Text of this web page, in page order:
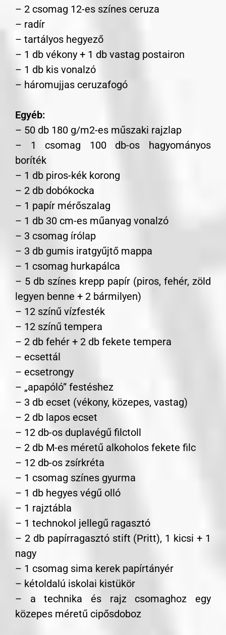
– 2 csomag 12-es színes ceruza
– radír
– tartályos hegyező
– 1 db vékony + 1 db vastag postairon
– 1 db kis vonalzó
– háromujjas ceruzafogó
Egyéb:
– 50 db 180 g/m2-es műszaki rajzlap
– 1 csomag 100 db-os hagyományos
boríték
– 1 db piros-kék korong
– 2 db dobókocka
– 1 papír mérőszalag
– 1 db 30 cm-es műanyag vonalzó
– 3 csomag írólap
– 3 db gumis iratgyűjtő mappa
– 1 csomag hurkapálca
– 5 db színes krepp papír (piros, fehér, zöld
legyen benne + 2 bármilyen)
– 12 színű vízfesték
– 12 színű tempera
– 2 db fehér + 2 db fekete tempera
– ecsettál
– ecsetrongy
– „apapóló” festéshez
– 3 db ecset (vékony, közepes, vastag)
– 2 db lapos ecset
– 12 db-os duplavégű filctoll
– 2 db M-es méretű alkoholos fekete filc
– 12 db-os zsírkréta
– 1 csomag színes gyurma
– 1 db hegyes végű olló
– 1 rajztábla
– 1 technokol jellegű ragasztó
– 2 db papírragasztó stift (Pritt), 1 kicsi + 1
nagy
– 1 csomag sima kerek papírtányér
– kétoldalú iskolai kistükör
– a technika és rajz csomaghoz egy
közepes méretű cipősdoboz